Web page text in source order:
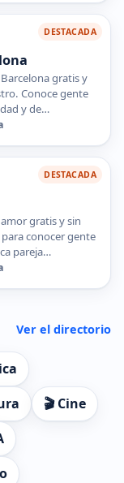
DESTACADA
gratis y
Conoce gente
y de…
DESTACADA
gratis y sin
conocer gente
pareja…
Ver el directorio
🎬 Cine